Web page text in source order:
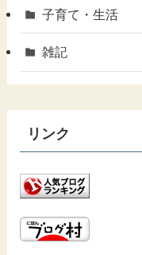
子育て・生活
雑記
リンク